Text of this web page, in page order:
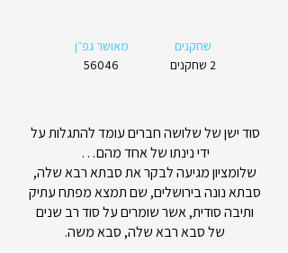
שחקנים
2 שחקנים
מאושר גפ״ן
56046
סוד ישן של שלושה חברים עומד להתגלות על
ידי נינתו של אחד מהם…
שלומציון מגיעה לבקר את סבתא רבא שלה,
סבתא נונה בירושלים, שם תמצא מפתח עתיק
ותיבה סודית, אשר שומרים על סוד רב שנים
של סבא רבא שלה, סבא משה.